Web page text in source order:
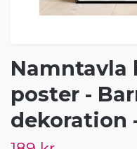
Namntavla
poster -
dekoration